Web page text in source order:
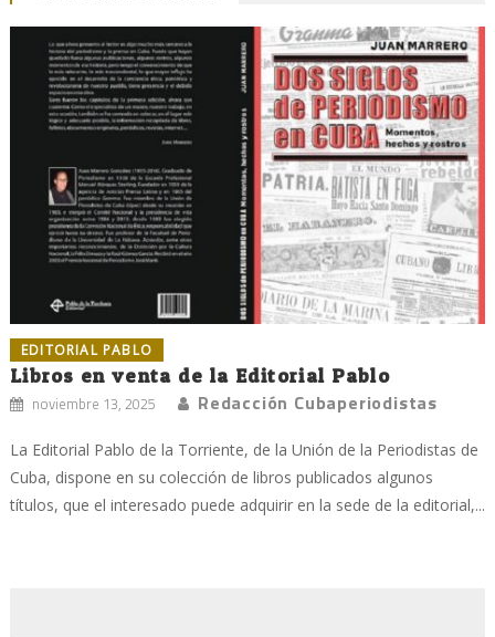
EDITORIAL PABLO
Libros en venta de la Editorial Pablo
noviembre 13, 2025 Redacción Cubaperiodistas
La Editorial Pablo de la Torriente, de la Unión de la Periodistas de
Cuba, dispone en su colección de libros publicados algunos
títulos, que el interesado puede adquirir en la sede de la editorial,...